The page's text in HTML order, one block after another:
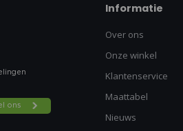
Informatie
Over ons
Onze winkel
Klantenservice
Maattabel
Nieuws